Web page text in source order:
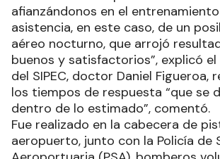
afianzándonos en el
asistencia, en este caso, de un
aéreo nocturno, que arrojó
buenos y satisfactorios”, explicó
del SIPEC, doctor Daniel Figueroa,
los tiempos de respuesta “que se
dentro de lo estimado”, comentó.
Fue realizado en la cabecera de
aeropuerto, junto con la Policía de